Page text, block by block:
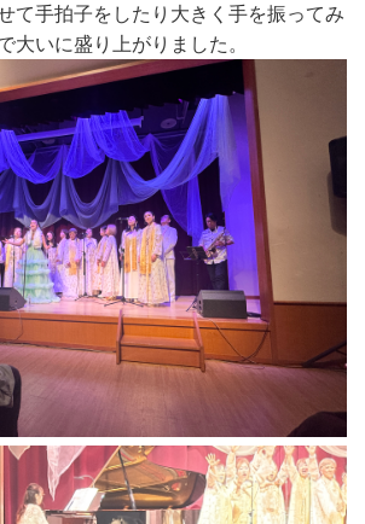
て手拍子をしたり大きく手を振ってみ
大いに盛り上がりました。